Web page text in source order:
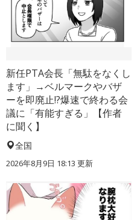
新任PTA会長「無駄をなくし
ます」→ベルマークやバザ
ーを即廃止!?爆速で終わる会
議に「有能すぎる」【作者
に聞く】
全国
2026年8月9日 18:13 更新